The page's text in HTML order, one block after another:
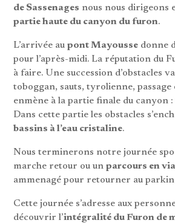
de Sassenages nous nous dirigeons
partie haute du canyon du furon.
L’arrivée aupont Mayousse donne
pour l’après-midi. La réputation du
à faire. Une succession d’obstacles
toboggan, sauts, tyrolienne,
enmène à la partie finale du canyon :
Dans cette partie les obstacles
bassins à l’eau cristaline.
Nous terminerons notre journée
marche retour ou unparcours en
ammenagé pour retourner au
Cette journée s’adresse aux
découvrir l’intégralité du Furon de